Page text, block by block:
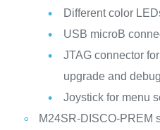
Different color
USB microB
JTAG connector
upgrade and debug
Joystick for menu
M24SR-DISCO-PREM